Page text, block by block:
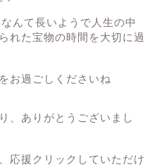
んて長いようで人生の中
れた宝物の時間を大切に過
お過ごしくださいね
、ありがとうございまし
応援クリックしていただけ